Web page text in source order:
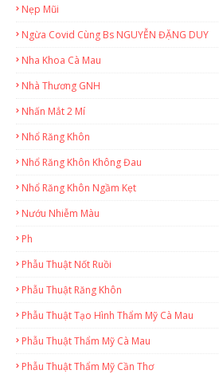
Nẹp Mũi
Ngừa Covid Cùng Bs NGUYỄN ĐẶNG DUY
Nha Khoa Cà Mau
Nhà Thương GNH
Nhấn Mắt 2 Mí
Nhổ Răng Khôn
Nhổ Răng Khôn Không Đau
Nhổ Răng Khôn Ngầm Kẹt
Nướu Nhiễm Màu
Ph
Phẫu Thuật Nốt Ruồi
Phẫu Thuật Răng Khôn
Phẫu Thuật Tạo Hình Thẩm Mỹ Cà Mau
Phẫu Thuật Thẩm Mỹ Cà Mau
Phẫu Thuật Thẩm Mỹ Cần Thơ